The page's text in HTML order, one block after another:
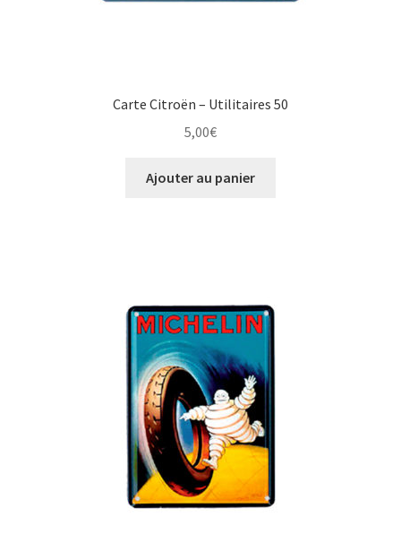
Carte Citroën – Utilitaires 50
5,00€
Ajouter au panier